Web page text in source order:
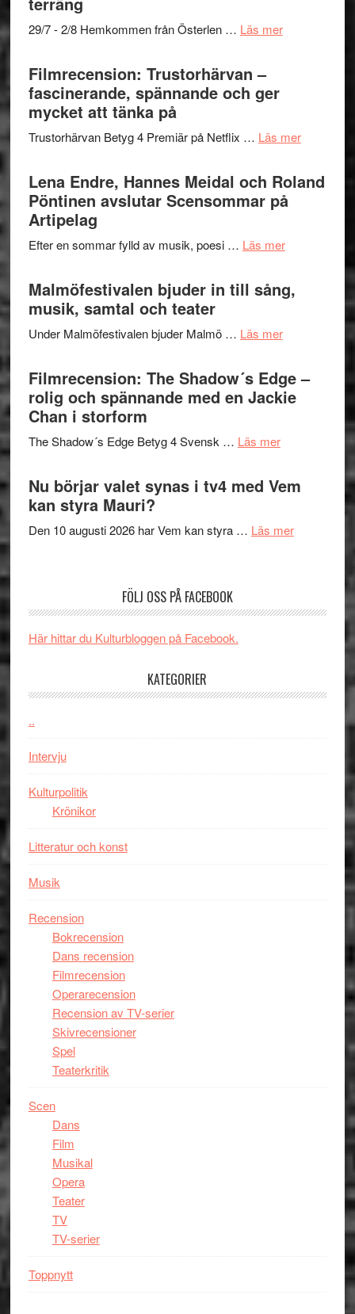
en
hjärtevarm
29/7 - 2/8 Hemkommen från Österlen … Läs merom
–
Delvis
bortom
terräng
Filmrecension: Trustorhärvan –
fascinerande, spännande och ger
mycket att tänka på
Trustorhärvan Betyg 4 Premiär på Netflix … Läs merom
–
Lena Endre, Hannes Meidal och Roland
Pöntinen avslutar Scensommar på
Artipelag
Efter en sommar fylld av musik, poesi … Läs merom
Hannes
Pöntinen
avslutar
Malmöfestivalen bjuder in till sång,
musik, samtal och teater
Under Malmöfestivalen bjuder Malmö … Läs merom
in
till
och
Filmrecension: The Shadow´s Edge –
rolig och spännande med en Jackie
Chan i storform
The Shadow´s Edge Betyg 4 Svensk … Läs merom
Shadow
Edge
spännande
Nu börjar valet synas i tv4 med Vem
kan styra Mauri?
Den 10 augusti 2026 har Vem kan styra … Läs merom
kan
FÖLJ OSS PÅ FACEBOOK
Här hittar du Kulturbloggen på Facebook.
KATEGORIER
..
Intervju
Kulturpolitik
Krönikor
Litteratur och konst
Musik
Recension
Bokrecension
Dans recension
Filmrecension
Operarecension
Recension av TV-serier
Skivrecensioner
Spel
Teaterkritik
Scen
Dans
Film
Musikal
Opera
Teater
TV
TV-serier
Toppnytt